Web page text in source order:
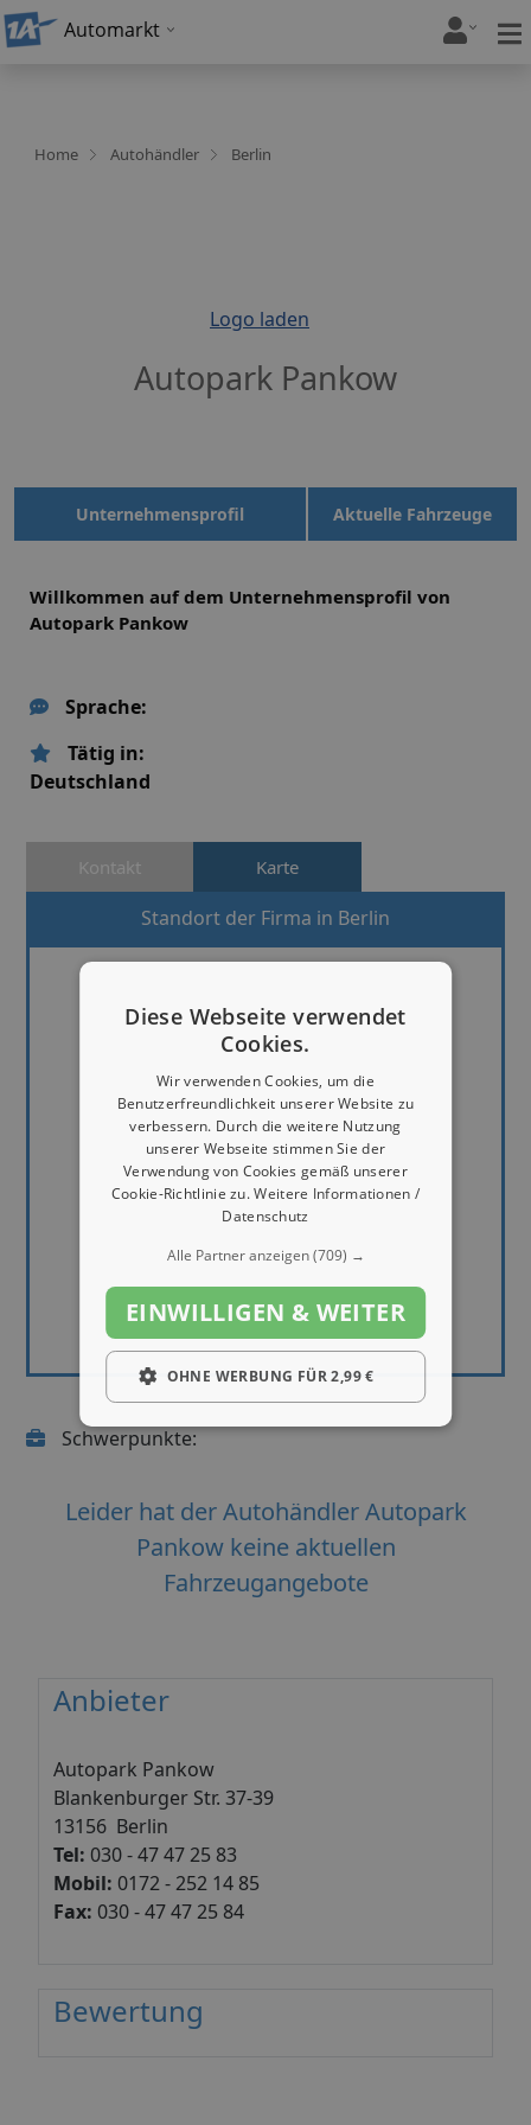
Automarkt
Home Autohändler Berlin
Logo laden
Autopark Pankow
Unternehmensprofil Aktuelle Fahrzeuge
Willkommen auf dem Unternehmensprofil von
Autopark Pankow
Sprache:
Tätig in:
Deutschland
Kontakt Karte
Standort der Firma in Berlin
Schwerpunkte:
Leider hat der Autohändler Autopark
Pankow keine aktuellen
Fahrzeugangebote
Anbieter
Autopark Pankow
Blankenburger Str. 37-39
13156 Berlin
Tel: 030 - 47 47 25 83
Mobil: 0172 - 252 14 85
Fax: 030 - 47 47 25 84
Bewertung
Diese Webseite verwendet
Cookies.
Wir verwenden Cookies, um die
Benutzerfreundlichkeit unserer Website zu
verbessern. Durch die weitere Nutzung
unserer Webseite stimmen Sie der
Verwendung von Cookies gemäß unserer
Cookie-Richtlinie zu.Weitere Informationen /
Datenschutz
Alle Partner anzeigen(709) →
EINWILLIGEN & WEITER
OHNE WERBUNG FÜR 2,99 €